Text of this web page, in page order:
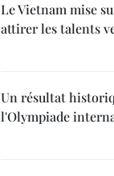
Le Vietnam mise
attirer les talents
Un résultat
l'Olympiade